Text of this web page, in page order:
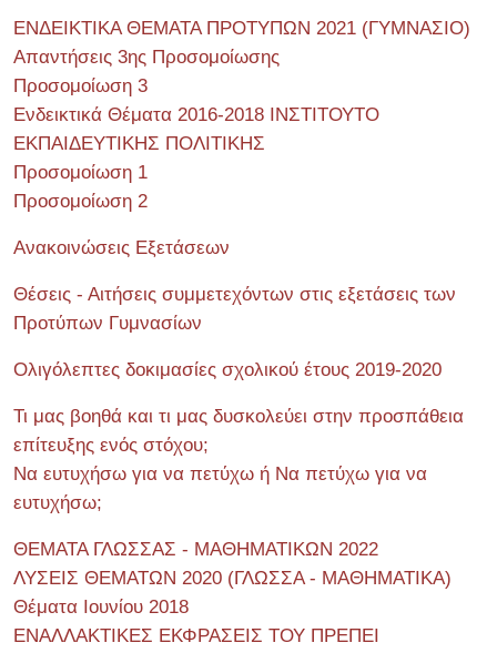
ΕΝΔΕΙΚΤΙΚΑ ΘΕΜΑΤΑ ΠΡΟΤΥΠΩΝ 2021 (ΓΥΜΝΑΣΙΟ)
Απαντήσεις 3ης Προσομοίωσης
Προσομοίωση 3
Ενδεικτικά Θέματα 2016-2018 ΙΝΣΤΙΤΟΥΤΟ
ΕΚΠΑΙΔΕΥΤΙΚΗΣ ΠΟΛΙΤΙΚΗΣ
Προσομοίωση 1
Προσομοίωση 2
Ανακοινώσεις Εξετάσεων
Θέσεις - Αιτήσεις συμμετεχόντων στις εξετάσεις των
Προτύπων Γυμνασίων
Ολιγόλεπτες δοκιμασίες σχολικού έτους 2019-2020
Τι μας βοηθά και τι μας δυσκολεύει στην προσπάθεια
επίτευξης ενός στόχου;
Να ευτυχήσω για να πετύχω ή Να πετύχω για να
ευτυχήσω;
ΘΕΜΑΤΑ ΓΛΩΣΣΑΣ - ΜΑΘΗΜΑΤΙΚΩΝ 2022
ΛΥΣΕΙΣ ΘΕΜΑΤΩΝ 2020 (ΓΛΩΣΣΑ - ΜΑΘΗΜΑΤΙΚΑ)
Θέματα Ιουνίου 2018
ΕΝΑΛΛΑΚΤΙΚΕΣ ΕΚΦΡΑΣΕΙΣ ΤΟΥ ΠΡΕΠΕΙ